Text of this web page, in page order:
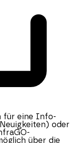
für eine Info-
oder
über die